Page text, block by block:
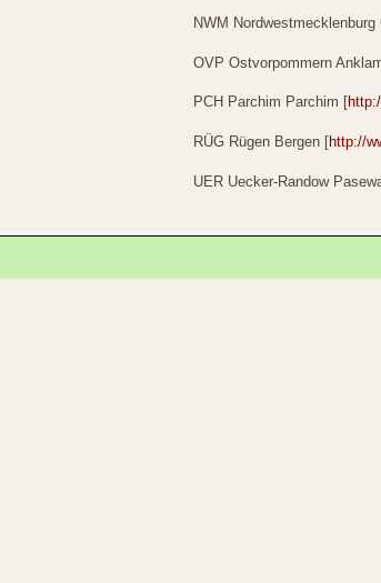
NWM
OVP Ostvorpommern
PCH Parchim Parchim [
RÜG Rügen Bergen [http://
UER Uecker-Randow